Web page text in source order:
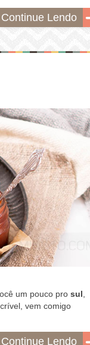
Continue Lendo
um pouco pro sul,
vem comigo
Continue Lendo